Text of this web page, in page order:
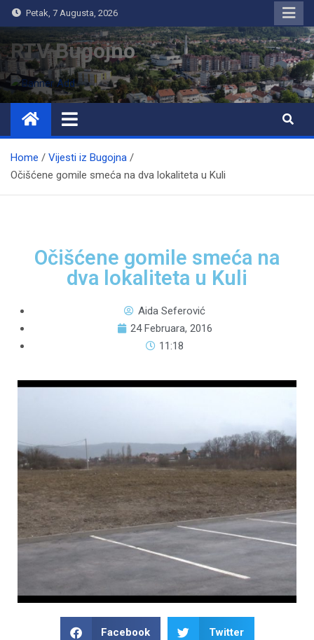
Petak, 7 Augusta, 2026
RTV Bugojno
Home
Vijesti iz Bugojna
Očišćene gomile smeća na dva lokaliteta u Kuli
Očišćene gomile smeća na
dva lokaliteta u Kuli
Aida Seferović
24 Februara, 2016
11:18
Facebook Twitter